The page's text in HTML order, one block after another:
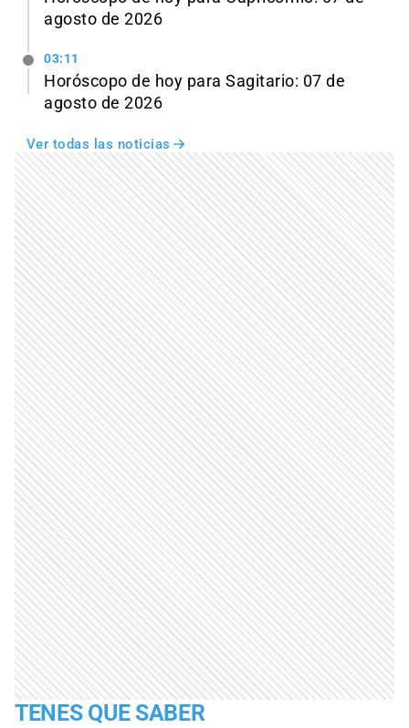
agosto de 2026
03:11
Horóscopo de hoy para Sagitario: 07 de
agosto de 2026
Ver todas las noticias
TENES QUE SABER